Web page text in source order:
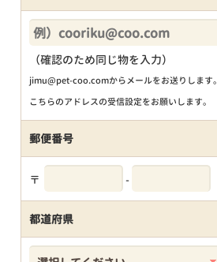
（確認のため同じ物を入力）
jimu@pet-coo.comからメールをお送りします。
こちらのアドレスの受信設定をお願いします。
郵便番号
〒 -
都道府県